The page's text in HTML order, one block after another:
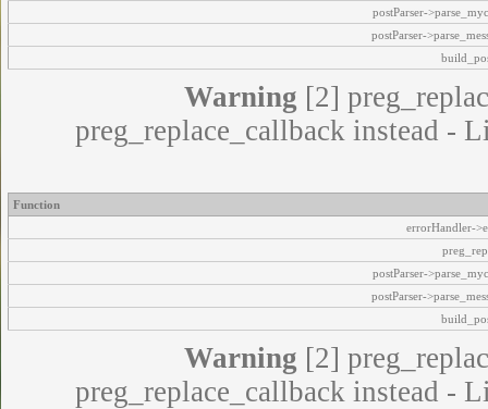
postParser-
postParser-
Warning [2]
preg_replace_callback instead -
Function
errorHandler-
postParser-
postParser-
Warning [2]
preg_replace_callback instead -